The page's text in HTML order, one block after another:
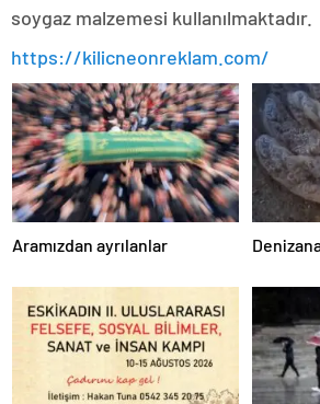
soygaz malzemesi kullanılmaktadır.
https://kilicneonreklam.com/
Aramızdan ayrılanlar